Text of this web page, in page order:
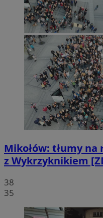
Mikołów: tłumy
z Wykrzyknikiem
38
35